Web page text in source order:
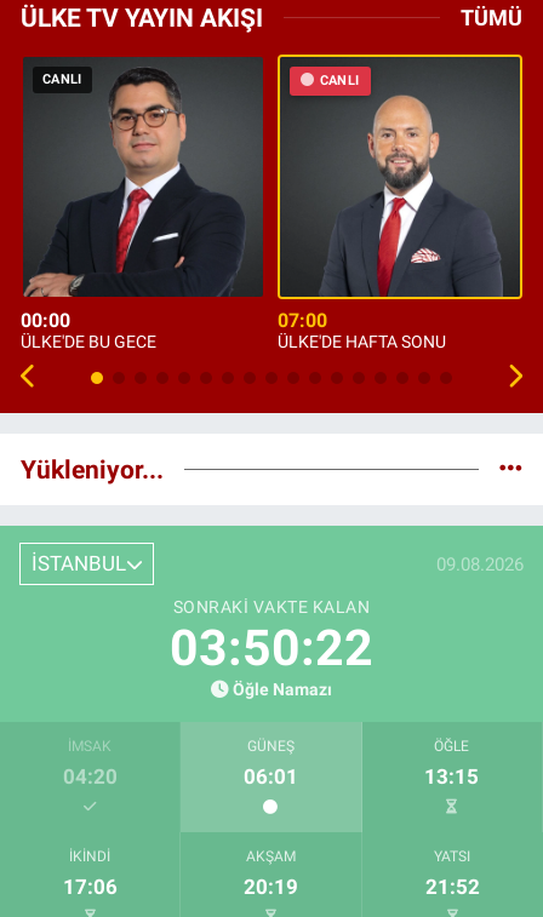
ÜLKE TV YAYIN AKIŞI TÜMÜ
CANLI
00:00
ÜLKE'DE BU GECE
CANLI
07:00
ÜLKE'DE HAFTA SONU
Yükleniyor...
İSTANBUL 09.08.2026
SONRAKI VAKTE KALAN
03:50:20
Öğle Namazı
İMSAK
04:20
GÜNEŞ
06:01
ÖĞLE
13:15
İKINDI
17:06
AKŞAM
20:19
YATSI
21:52